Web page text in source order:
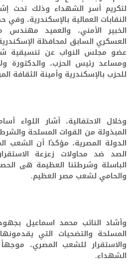
لتكريم أسر الشهداء وذلك تحت
النقابات العمالية بالإسكندرية،
الخبير الأمني، والعميد
العسكري السابق لمحافظة
عضو مجلس النواب عن تنسيقية
ومساعد رئيس الحزب، والدكتورة
للحزب بالإسكندرية وأمينة الثقافة
وخلال الاحتفالية، أشار اللواء
المبذولة من القوات المسلحة
الدولة المصرية، مؤكدًا أن الشعب
الصد ضد محاولات زعزعة
الباسلة وشرطتنا العظيمة هى
والحامي لشعب مصر العظيم.
وأشاد النائب محمد اسماعيل
المسلحة والتضحيات التي
والاستقرار للشعب المصري، موجهاً
الشهداء.